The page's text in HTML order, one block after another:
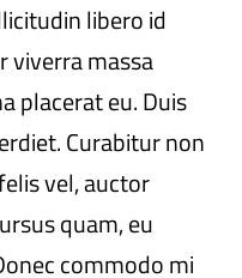
libero id
viverra massa
placerat eu. Duis
Curabitur non
vel, auctor
quam, eu
commodo mi